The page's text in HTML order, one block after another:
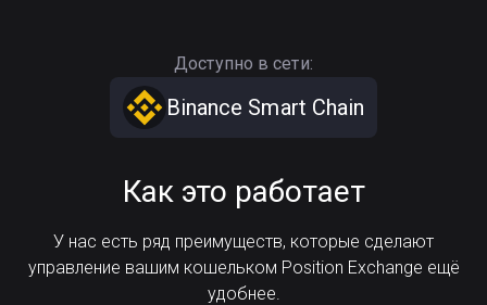
Доступно в сети:
Binance Smart Chain
Как это работает
У нас есть ряд преимуществ, которые сделают
управление вашим кошельком Position Exchange ещё
удобнее.